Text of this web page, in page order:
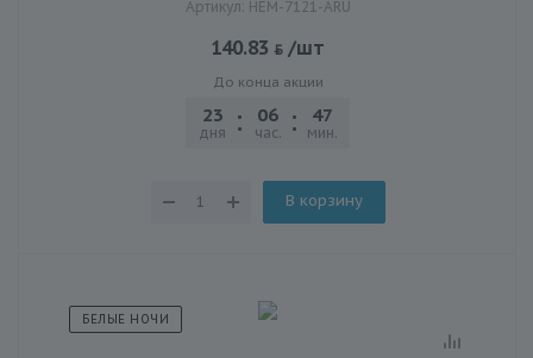
Артикул: HEM-7121-ARU
140.83 /шт
До конца акции
23
дня
06
час.
47
мин.
В корзину
БЕЛЫЕ НОЧИ